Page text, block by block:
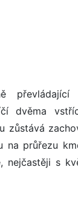
převládající
dvěma
zůstává
průřezu
nejčastěji s